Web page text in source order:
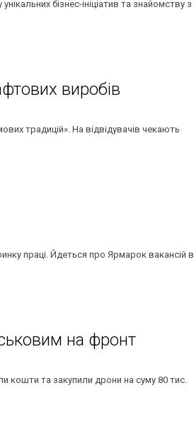
бізнес-ініціатив та знайомству з
виробів
традицій». На відвідувачів чекають
праці. Йдеться про Ярмарок вакансій в
на фронт
кошти та закупили дрони на суму 80 тис.